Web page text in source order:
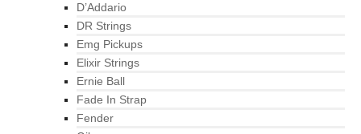
D’Addario
DR Strings
Emg Pickups
Elixir Strings
Ernie Ball
Fade In Strap
Fender